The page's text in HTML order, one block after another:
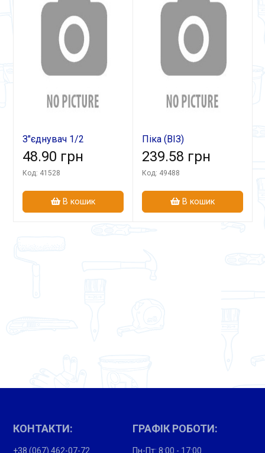
З"єднувач 1/2
швидкоз'ємний СБ-4
48.90 грн
Код: 41528
В кошик
Піка (ВІЗ)
239.58 грн
Код: 49488
В кошик
КОНТАКТИ:
+38 (067) 462-07-72
ГРАФІК РОБОТИ:
Пн-Пт: 8:00 - 17:00